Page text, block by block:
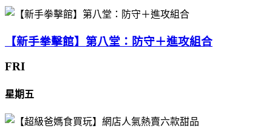
【新手拳擊館】第八堂：防守＋進攻組合
FRI
星期五